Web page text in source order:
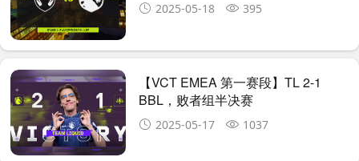
2025-05-18 395
【VCT EMEA 第一赛段】TL 2-1
BBL，败者组半决赛
2025-05-17 1037